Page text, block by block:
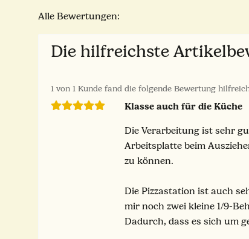
Alle Bewertungen:
Die hilfreichste
1 von 1 Kunde fand die folgende Bewertung
Klasse auch für die Küche
Die Verarbeitung ist sehr
Arbeitsplatte beim
zu können.
Die Pizzastation ist auch
mir noch zwei kleine 1/9-
Dadurch, dass es sich um